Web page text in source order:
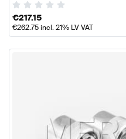
€217.15
€262.75incl. 21% LV VAT